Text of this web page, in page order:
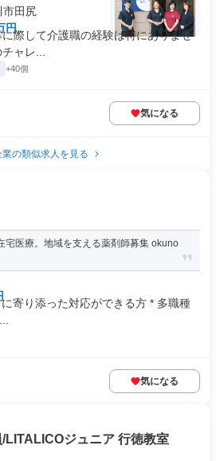
市田尻
円
際して介護職の経験は特にありませ
ャレ...
+40個
気になる
業の類似求人を見る
宅医療。地域を支える薬剤師募集 okuno
寄り添った対応ができる方 * 多職種
気になる
LITALICOジュニア 行徳教室